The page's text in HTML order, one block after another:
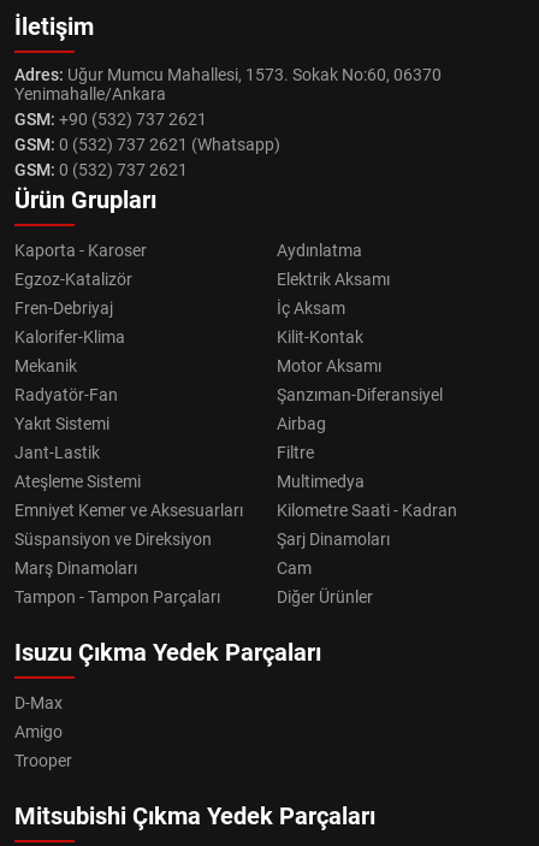
İletişim
Adres: Uğur Mumcu Mahallesi, 1573. Sokak No:60, 06370
Yenimahalle/Ankara
GSM: +90 (532) 737 2621
GSM: 0 (532) 737 2621 (Whatsapp)
GSM: 0 (532) 737 2621
Ürün Grupları
Kaporta - Karoser
Aydınlatma
Egzoz-Katalizör
Elektrik Aksamı
Fren-Debriyaj
İç Aksam
Kalorifer-Klima
Kilit-Kontak
Mekanik
Motor Aksamı
Radyatör-Fan
Şanzıman-Diferansiyel
Yakıt Sistemi
Airbag
Jant-Lastik
Filtre
Ateşleme Sistemi
Multimedya
Emniyet Kemer ve Aksesuarları
Kilometre Saati - Kadran
Süspansiyon ve Direksiyon
Şarj Dinamoları
Marş Dinamoları
Cam
Tampon - Tampon Parçaları
Diğer Ürünler
Isuzu Çıkma Yedek Parçaları
D-Max
Amigo
Trooper
Mitsubishi Çıkma Yedek Parçaları